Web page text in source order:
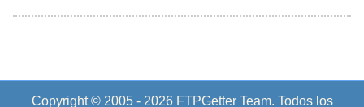
Copyright © 2005 - 2026 FTPGetter Team. Todos los